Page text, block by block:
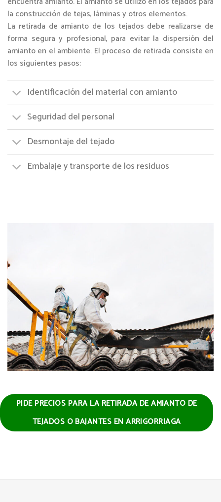
la construcción de tejas, láminas y otros elementos.
La retirada de amianto de los tejados debe realizarse de
forma segura y profesional, para evitar la dispersión del
amianto en el ambiente. El proceso de retirada consiste en
los siguientes pasos:
Identificación del material con amianto
Seguridad del personal
Desmontaje del tejado
Embalaje y transporte de los residuos
PIDE PRECIOS PARA LA RETIRADA DE AMIANTO DE
TEJADOS O BAJANTES EN ARRIGORRIAGA